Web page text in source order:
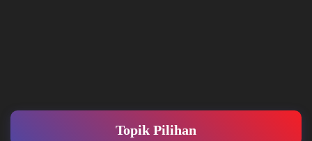
Topik Pilihan